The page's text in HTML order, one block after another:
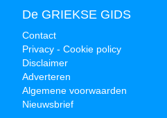
De GRIEKSE GIDS
Contact
Privacy - Cookie policy
Disclaimer
Adverteren
Algemene voorwaarden
Nieuwsbrief